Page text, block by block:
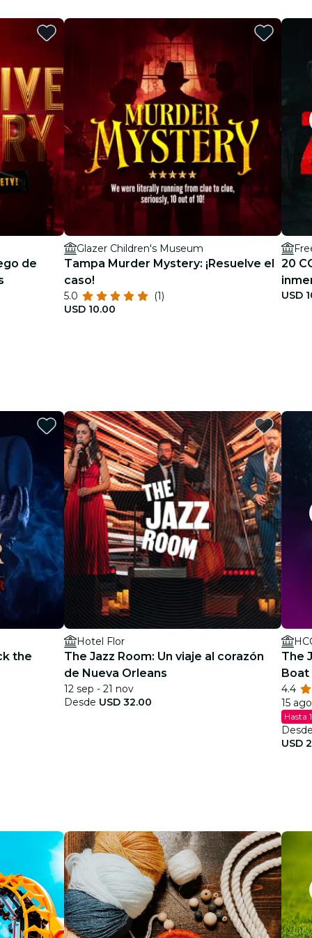
de
Glazer Children's Museum
Tampa Murder Mystery: ¡Resuelve el
caso!
5.0
(1)
USD 10.00
20
real
USD
the
Hotel Flor
The Jazz Room: Un viaje al corazón
de Nueva Orleans
12 sep - 21 nov
Desde USD 32.00
The
Boat
4.4
15
Hasta
USD